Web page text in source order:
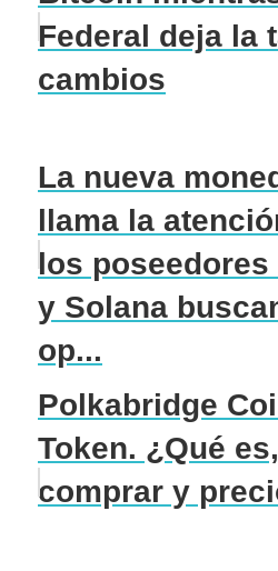
Federal deja la
cambios
La nueva
llama la
los poseedores
y Solana
op...
Polkabridge
Token. ¿Qué
comprar y